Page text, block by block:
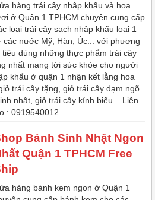
hàng trái cây nhập khẩu và hoa
ở Quận 1 TPHCM chuyên cung cấp
loại trái cây sạch nhập khẩu loại 1
các nước Mỹ, Hàn, Úc... với phương
dùng những thực phẩm trái cây
nhất mang tới sức khỏe cho người
khẩu ở quận 1 nhận kết lẵng hoa
trái cây tặng, giỏ trái cây dạm ngõ
nhật, giỏ trái cây kính biểu... Liên
: 0919540012.
Bánh Sinh Nhật Ngon
Quận 1 TPHCM Free
hàng bánh kem ngon ở Quận 1